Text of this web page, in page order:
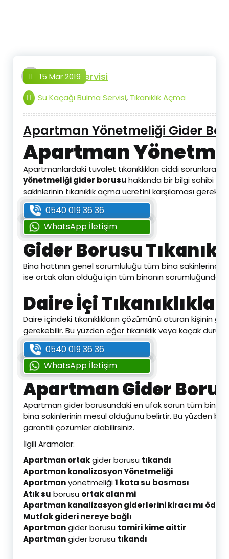
tesisat.servisi
15 Mar 2019
Su Kaçağı Bulma Servisi, Tıkanıklık Açma
Apartman Yönetmeliği Gider
Apartman
Apartmanlardaki tuvalet tıkanıklıkları ciddi sorunlara
yönetmeliği gider borusuhakkında bir bilgi sahibi
sakinlerinin tıkanıklık açma ücretini karşılaması
0540 019 36 36
WhatsApp İletişim
Gider Borusu
Bina hattının genel sorumluluğu tüm bina
ise ortak alan olduğu için tüm binanın
Daire İçi
Daire içindeki tıkanıklıkların çözümünü oturan
gerekebilir. Bu yüzden eğer tıkanıklık veya kaçak
0540 019 36 36
WhatsApp İletişim
Apartman Gider
Apartman gider borusundaki en ufak sorun tüm binayı
bina sakinlerinin mesul olduğunu belirtir. Bu yüzden
garantili çözümler alabilirsiniz.
İlgili Aramalar:
Apartman ortakgider borusu tıkandı
Apartman kanalizasyon Yönetmeliği
Apartmanyönetmeliği1 kata su basması
Atık su borusu ortak alan mi
Apartman kanalizasyon giderlerini kiracı mı öder
Mutfak gideri nereye bağlı
Apartmangider borusu tamiri kime aittir
Apartmangider borusu tıkandı